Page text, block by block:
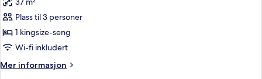
av
Rom,
1
kingsize-
(Skyline
Plass til 3 personer
1 kingsize-seng
Wi-fi inkludert
Mer informasjon
Mer